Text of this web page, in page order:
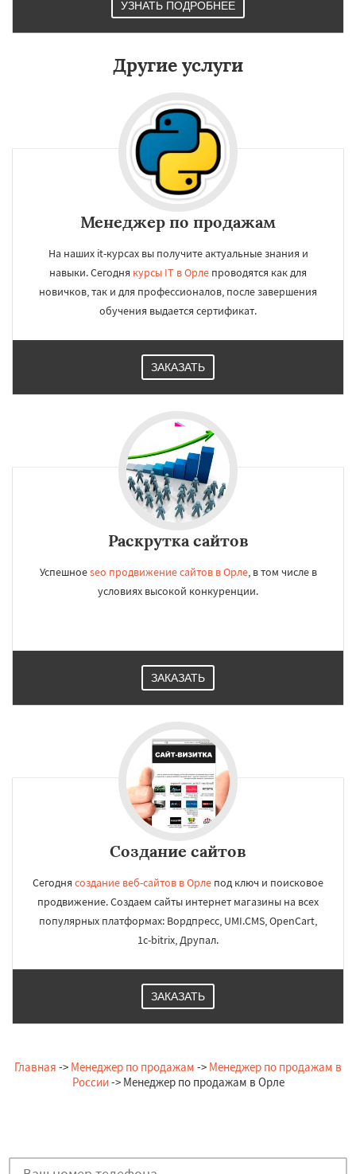
Старый Оскол Ангарск Псков
УЗНАТЬ ПОДРОБНЕЕ
Другие услуги
Менеджер по продажам
На наших it-курсах вы получите актуальные знания и
навыки. Сегодня курсы IT в Орле проводятся как для
новичков, так и для профессионалов, после завершения
обучения выдается сертификат.
ЗАКАЗАТЬ
Раскрутка сайтов
Успешноеseo продвижение сайтов в Орле, в том числе в
условиях высокой конкуренции.
ЗАКАЗАТЬ
Создание сайтов
Сегодня создание веб-сайтов в Орле под ключ и поисковое
продвижение. Создаем сайты интернет магазины на всех
популярных платформах: Вордпресс, UMI.CMS, OpenCart,
1c-bitrix, Друпал.
ЗАКАЗАТЬ
Главная -> Менеджер по продажам -> Менеджер по продажам в
России-> Менеджер по продажам в Орле